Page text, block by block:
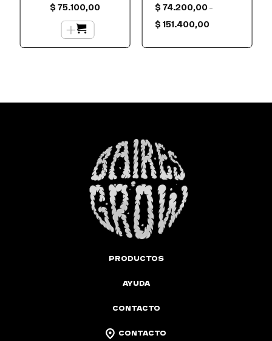
$75.100,00
+
$74.200,00 –
$151.400,00de
precios:
hasta
PRODUCTOS
AYUDA
CONTACTO
CONTACTO